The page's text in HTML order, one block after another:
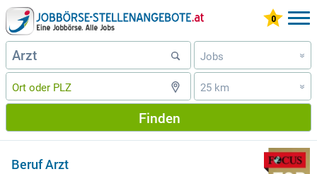
Jobs »
25 km »
Finden
Beruf Arzt